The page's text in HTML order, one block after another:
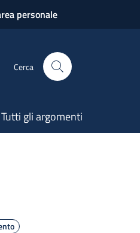
personale
Cerca
Tutti gli argomenti